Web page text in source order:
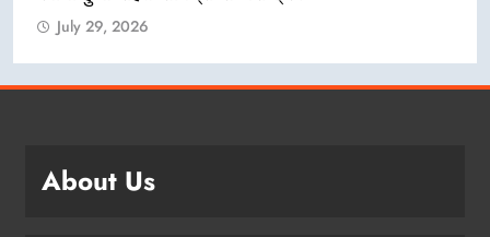
July 29, 2026
About Us